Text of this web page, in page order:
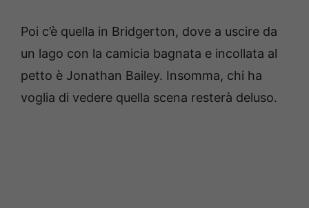
Poi c’è quella in Bridgerton, dove a uscire da
un lago con la camicia bagnata e incollata al
petto è Jonathan Bailey. Insomma, chi ha
voglia di vedere quella scena resterà deluso.